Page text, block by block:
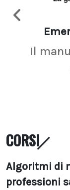
Il
CORSI
Algoritmi di
professioni